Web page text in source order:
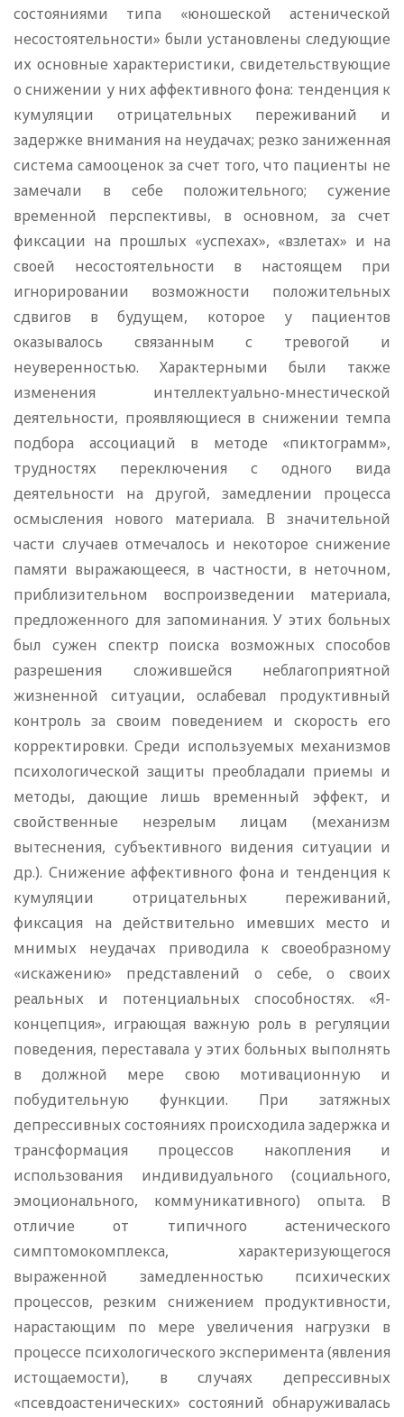
состояниями типа «юношеской астенической
несостоятельности» были установлены следующие
их основные характеристики, свидетельствующие
о снижении у них аффективного фона: тенденция к
кумуляции отрицательных переживаний и
задержке внимания на неудачах; резко заниженная
система самооценок за счет того, что пациенты не
замечали в себе положительного; сужение
временной перспективы, в основном, за счет
фиксации на прошлых «успехах», «взлетах» и на
своей несостоятельности в настоящем при
игнорировании возможности положительных
сдвигов в будущем, которое у пациентов
оказывалось связанным с тревогой и
неуверенностью. Характерными были также
изменения интеллектуально-мнестической
деятельности, проявляющиеся в снижении темпа
подбора ассоциаций в методе «пиктограмм»,
трудностях переключения с одного вида
деятельности на другой, замедлении процесса
осмысления нового материала. В значительной
части случаев отмечалось и некоторое снижение
памяти выражающееся, в частности, в неточном,
приблизительном воспроизведении материала,
предложенного для запоминания. У этих больных
был сужен спектр поиска возможных способов
разрешения сложившейся неблагоприятной
жизненной ситуации, ослабевал продуктивный
контроль за своим поведением и скорость его
корректировки. Среди используемых механизмов
психологической защиты преобладали приемы и
методы, дающие лишь временный эффект, и
свойственные незрелым лицам (механизм
вытеснения, субъективного видения ситуации и
др.). Снижение аффективного фона и тенденция к
кумуляции отрицательных переживаний,
фиксация на действительно имевших место и
мнимых неудачах приводила к своеобразному
«искажению» представлений о себе, о своих
реальных и потенциальных способностях. «Я-
концепция», играющая важную роль в регуляции
поведения, переставала у этих больных выполнять
в должной мере свою мотивационную и
побудительную функции. При затяжных
депрессивных состояниях происходила задержка и
трансформация процессов накопления и
использования индивидуального (социального,
эмоционального, коммуникативного) опыта. В
отличие от типичного астенического
симптомокомплекса, характеризующегося
выраженной замедленностью психических
процессов, резким снижением продуктивности,
нарастающим по мере увеличения нагрузки в
процессе психологического эксперимента (явления
истощаемости), в случаях депрессивных
«псевдоастенических» состояний обнаруживалась